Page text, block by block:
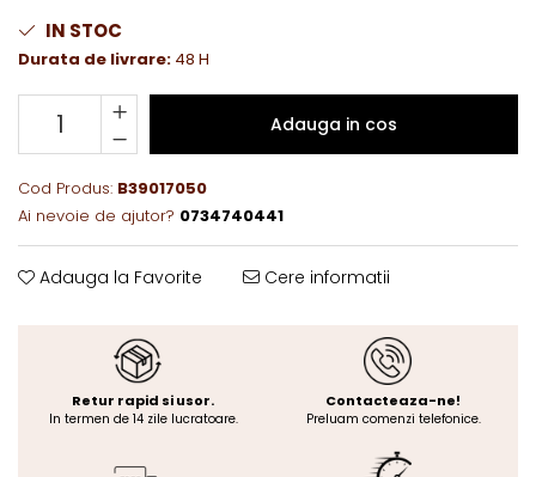
IN STOC
Durata de livrare: 48 H
Adauga in cos
Cod Produs: B39017050
Ai nevoie de ajutor? 0734740441
Adauga la Favorite Cere informatii
Retur rapid si usor.
In termen de 14 zile lucratoare.
Contacteaza-ne!
Preluam comenzi telefonice.